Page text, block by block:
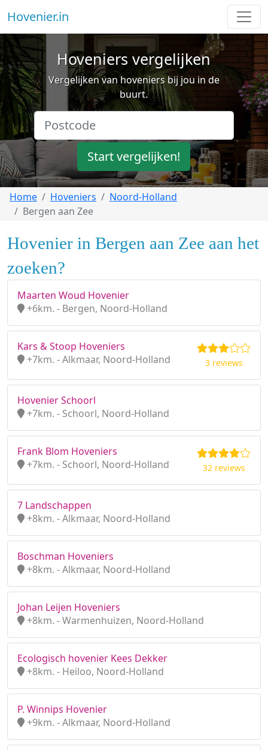
Hovenier.in
Hoveniers vergelijken
Vergelijken van hoveniers bij jou in de
buurt.
Start vergelijken!
Home Hoveniers
Noord-Holland
Bergen aan Zee
Hovenier in Bergen aan Zee aan het
zoeken?
Maarten Woud Hovenier
+6km. - Bergen, Noord-Holland
Kars & Stoop Hoveniers
+7km. - Alkmaar, Noord-Holland
3 reviews
Hovenier Schoorl
+7km. - Schoorl, Noord-Holland
Frank Blom Hoveniers
+7km. - Schoorl, Noord-Holland
32 reviews
7 Landschappen
+8km. - Alkmaar, Noord-Holland
Boschman Hoveniers
+8km. - Alkmaar, Noord-Holland
Johan Leijen Hoveniers
+8km. - Warmenhuizen, Noord-Holland
Ecologisch hovenier Kees Dekker
+8km. - Heiloo, Noord-Holland
P. Winnips Hovenier
+9km. - Alkmaar, Noord-Holland